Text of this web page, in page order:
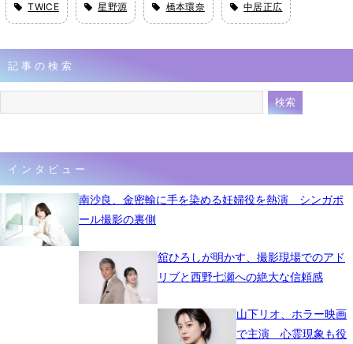
TWICE 星野源 橋本環奈 中居正広
記事の検索
インタビュー
南沙良、金密輸に手を染める妊婦役を熱演 シンガポ
ール撮影の裏側
舘ひろしが明かす、撮影現場でのアド
リブと西野七瀬への絶大な信頼感
山下リオ、ホラー映画
で主演 心霊現象も役